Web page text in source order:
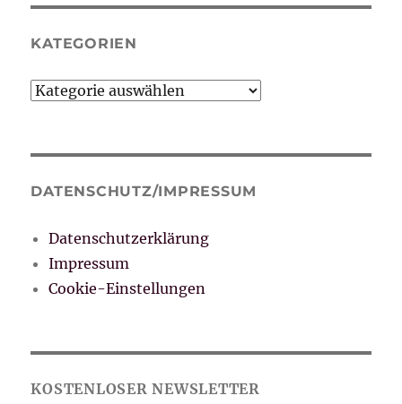
KATEGORIEN
Kategorien
DATENSCHUTZ/IMPRESSUM
Datenschutzerklärung
Impressum
Cookie-Einstellungen